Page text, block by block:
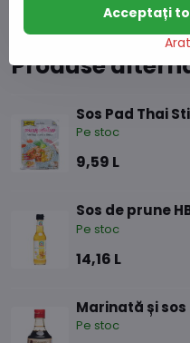
Produse
Sos Pad Thai
Pe stoc
9,59 L
Sos de prune
Pe stoc
14,16 L
Marinată și sos
Pe stoc
Acceptați